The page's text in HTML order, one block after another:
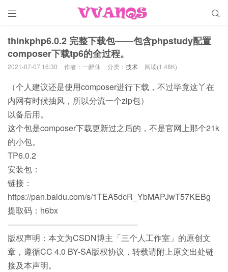
 
thinkphp6.0.2 完整下载包——包含phpstudy配置
composer下载tp6的全过程。
2021-07-07 16:30 作者：一醉休 分类： 技术 阅读(1.48K)
（个人建议还是使用composer进行下载，不过毕竟这丫在
内网有时候抽风，所以分流一个zip包）
以备后用。
这个包是composer下载更新过之后的，不是官网上那个21k
的小包。
TP6.0.2
安装包：
链接：
https://pan.baidu.com/s/1TEA5dcR_YbMAPJwT57KEBg
提取码：h6bx
————————————————
版权声明：本文为CSDN博主「三个人工作室」的原创文
章，遵循CC 4.0 BY-SA版权协议，转载请附上原文出处链
接及本声明。